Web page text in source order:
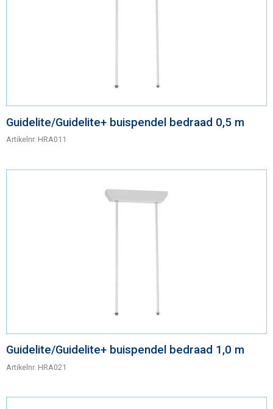
Guidelite/Guidelite+ buispendel bedraad 0,5 m
Artikelnr. HRA011
Guidelite/Guidelite+ buispendel bedraad 1,0 m
Artikelnr. HRA021